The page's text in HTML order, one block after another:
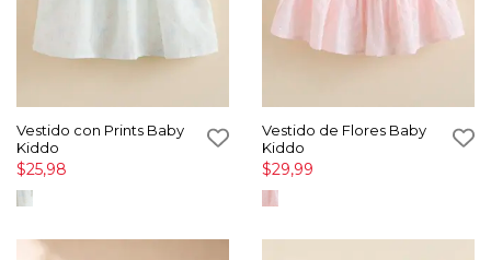
Vestido con Prints Baby
Kiddo
$25,98
Vestido de Flores Baby
Kiddo
$29,99